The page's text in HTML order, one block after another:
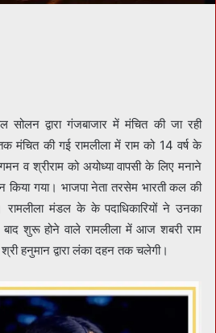
सोलन द्वारा गंजबाजार में मंचित की जा रही
मंचित की गई रामलीला में राम को 14 वर्ष के
व श्रीराम को अयोध्या वापसी के लिए मनाने
किया गया। भाजपा नेता तरसेम भारती कल की
मंडल के के पदाधिकारियों ने उनका
शुरू होने वाले रामलीला में आज शबरी राम
हनुमान द्वारा लंका दहन तक चलेगी।